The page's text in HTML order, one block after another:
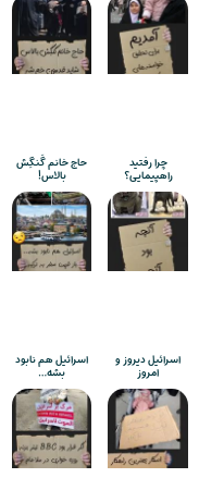
چرا رفتید
راهپیمایی؟
حاج خانم گَنگِش
بالاس!
اسرائیل دیروز و
امروز
اسرائیل هم نابود
بشه…